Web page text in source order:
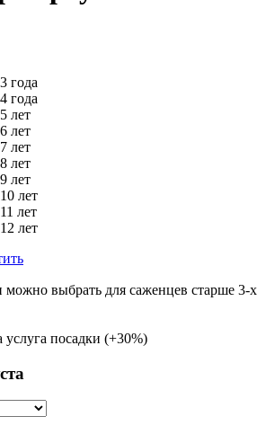
3 года
4 года
5 лет
6 лет
7 лет
8 лет
9 лет
10 лет
11 лет
12 лет
можно выбрать для саженцев старше 3-х
посадки (+30%)